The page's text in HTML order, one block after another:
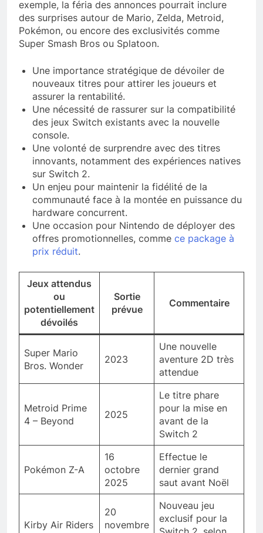
exemple, la féria des annonces pourrait inclure
des surprises autour de Mario, Zelda, Metroid,
Pokémon, ou encore des exclusivités comme
Super Smash Bros ou Splatoon.
Une importance stratégique de dévoiler de
nouveaux titres pour attirer les joueurs et
assurer la rentabilité.
Une nécessité de rassurer sur la compatibilité
des jeux Switch existants avec la nouvelle
console.
Une volonté de surprendre avec des titres
innovants, notamment des expériences natives
sur Switch 2.
Un enjeu pour maintenir la fidélité de la
communauté face à la montée en puissance du
hardware concurrent.
Une occasion pour Nintendo de déployer des
offres promotionnelles, comme ce package à
prix réduit.
Jeux attendus
ou
potentiellement
dévoilés
Sortie
prévue
Commentaire
Super Mario
Bros. Wonder
2023
Une nouvelle
aventure 2D très
attendue
Metroid Prime
4 – Beyond
2025
Le titre phare
pour la mise en
avant de la
Switch 2
Pokémon Z-A
16
octobre
2025
Effectue le
dernier grand
saut avant Noël
Kirby Air Riders
20
novembre
Nouveau jeu
exclusif pour la